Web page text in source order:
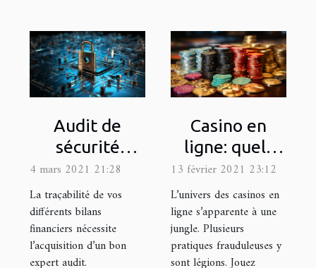
Audit de
sécurité
informatique :
Que devriez-
savoir sur sa
réalisation ?
4 mars 2021 21:28
La traçabilité de vos
différents bilans
financiers nécessite
l’acquisition d’un bon
expert audit.
Casino en
ligne: quels
pièges éviter?
13 février 2021 23:12
L’univers des casinos en
ligne s’apparente à une
jungle. Plusieurs
pratiques frauduleuses y
sont légions. Jouez